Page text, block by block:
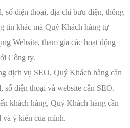
số điện thoại, địa chỉ bưu điện, thông
tin khác mà Quý Khách hàng tự
Website, tham gia các hoạt động
Công ty.
dịch vụ SEO, Quý Khách hàng cần
số điện thoại và website cần SEO.
khách hàng, Quý Khách hàng cần
và ý kiến của mình.